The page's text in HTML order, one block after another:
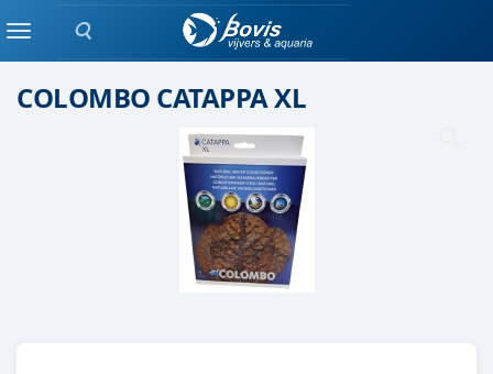
Zoeken
MenuWater verbeteraar
COLOMBO CATAPPA XL